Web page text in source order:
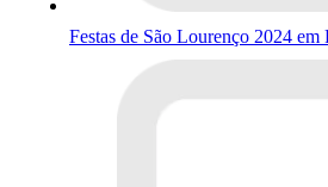
Festas de São Lourenço 2024 em